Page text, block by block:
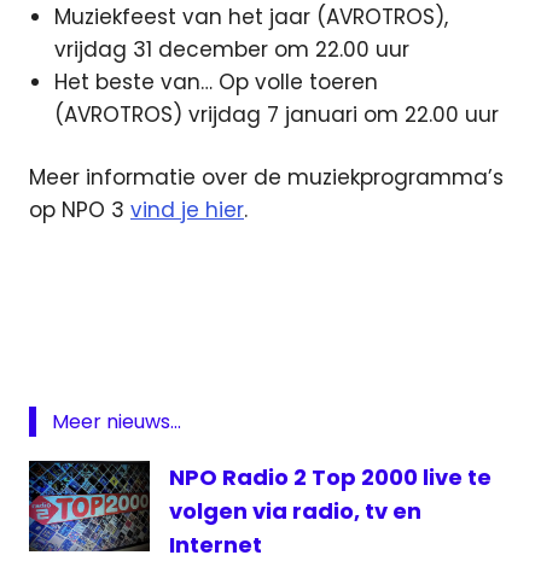
Muziekfeest van het jaar (AVROTROS),
vrijdag 31 december om 22.00 uur
Het beste van… Op volle toeren
(AVROTROS) vrijdag 7 januari om 22.00 uur
Meer informatie over de muziekprogramma’s
op NPO 3 vind je hier.
Adele
NPO
3
Meer nieuws...
NPO Radio 2 Top 2000 live te
volgen via radio, tv en
Internet